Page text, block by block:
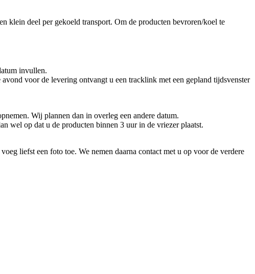
klein deel per gekoeld transport. Om de producten bevroren/koel te
invullen.
voor de levering ontvangt u een tracklink met een gepland tijdsvenster
Wij plannen dan in overleg een andere datum.
wel op dat u de producten binnen 3 uur in de vriezer plaatst.
liefst een foto toe. We nemen daarna contact met u op voor de verdere